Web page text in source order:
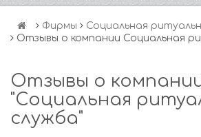
Фирмы
Социальная
Отзывы о компании Социальная
Отзывы о
"Социальная
служба"